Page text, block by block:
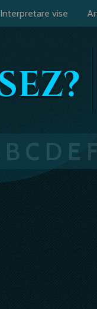
Interpretare vise
B C D E